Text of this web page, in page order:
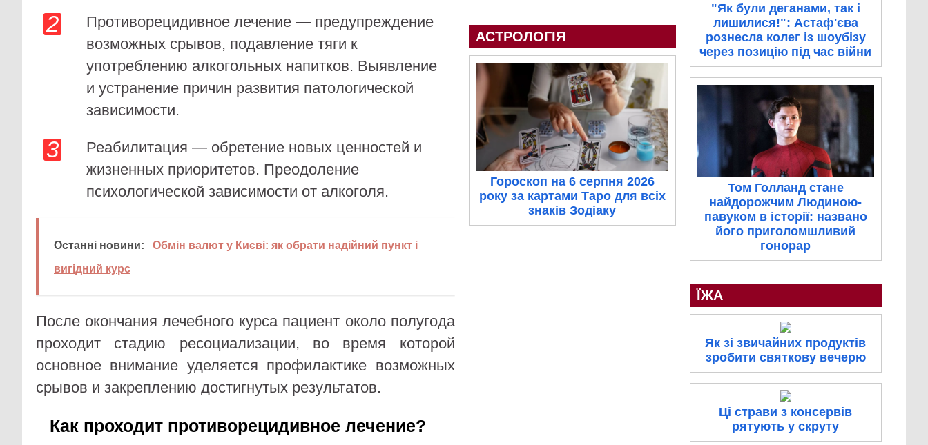
Противорецидивное лечение — предупреждение
возможных срывов, подавление тяги к
употреблению алкогольных напитков. Выявление
и устранение причин развития патологической
зависимости.
Реабилитация — обретение новых ценностей и
жизненных приоритетов. Преодоление
психологической зависимости от алкоголя.
Останні новини:
Обмін валют у Києві: як обрати надійний пункт і
вигідний курс
После окончания лечебного курса пациент около полугода
проходит стадию ресоциализации, во время которой
основное внимание уделяется профилактике возможных
срывов и закреплению достигнутых результатов.
Как проходит противорецидивное лечение?
АСТРОЛОГІЯ
Гороскоп на 6 серпня 2026
року за картами Таро для всіх
знаків Зодіаку
"Як були деганами, так і
лишилися!": Астаф'єва
рознесла колег із шоубізу
через позицію під час війни
Том Голланд стане
найдорожчим Людиною-
павуком в історії: названо
його приголомшливий
гонорар
ЇЖА
Як зі звичайних продуктів
зробити святкову вечерю
Ці страви з консервів
рятують у скруту